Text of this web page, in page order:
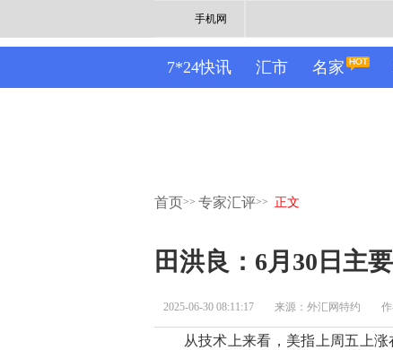
手机网
7*24快讯 汇市 名家
首页>> 专家汇评>> 正文
田洪良：6月30日
2025-06-30 08:11:17 来源：外汇网特约
从技术上来看，美指上周五上涨